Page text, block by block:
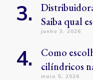
Saiba qual
junho 3, 2026
Como
cilíndricos
maio 5, 2026